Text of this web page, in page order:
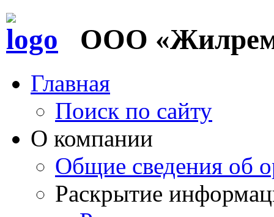
ООО
Главная
Поиск по сайту
О компании
Общие сведения об
Раскрытие